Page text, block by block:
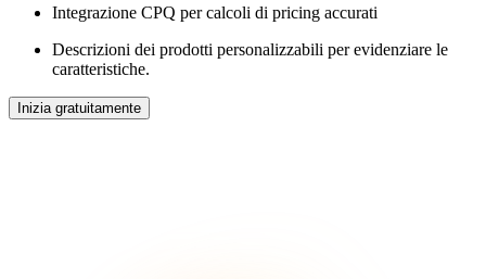
Integrazione CPQ per calcoli di pricing accurati
Descrizioni dei prodotti personalizzabili per evidenziare le
caratteristiche.
Inizia gratuitamente